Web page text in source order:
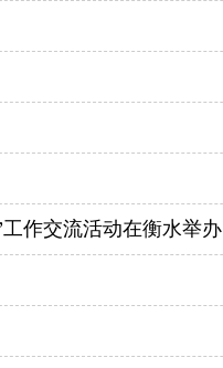
作交流活动在衡水举办